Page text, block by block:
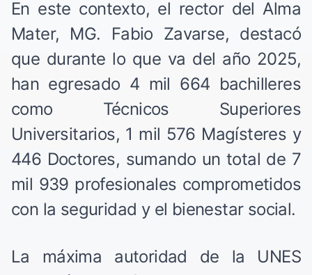
En este contexto, el rector del Alma
Mater, MG. Fabio Zavarse, destacó
que durante lo que va del año 2025,
han egresado 4 mil 664 bachilleres
como Técnicos Superiores
Universitarios, 1 mil 576 Magísteres y
446 Doctores, sumando un total de 7
mil 939 profesionales comprometidos
con la seguridad y el bienestar social.
La máxima autoridad de la UNES